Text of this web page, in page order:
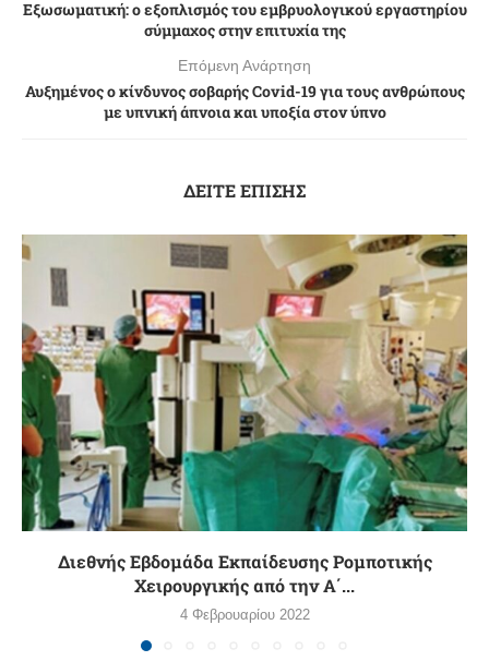
Εξωσωματική: ο εξοπλισμός του εμβρυολογικού εργαστηρίου
σύμμαχος στην επιτυχία της
Επόμενη Ανάρτηση
Αυξημένος ο κίνδυνος σοβαρής Covid-19 για τους ανθρώπους
με υπνική άπνοια και υποξία στον ύπνο
ΔΕΙΤΕ ΕΠΙΣΗΣ
Διεθνής Εβδομάδα Εκπαίδευσης Ρομποτικής
Χειρουργικής από την Α΄...
4 Φεβρουαρίου 2022